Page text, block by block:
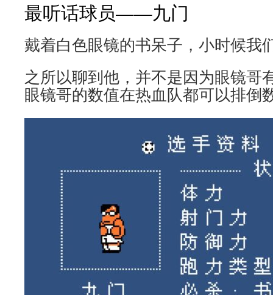
最听话球员——九门
戴着白色眼镜的书呆子，小时候我
之所以聊到他，并不是因为眼镜哥
眼镜哥的数值在热血队都可以排倒